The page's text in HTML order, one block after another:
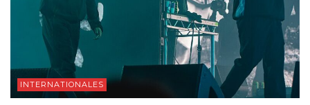
INTERNATIONALES